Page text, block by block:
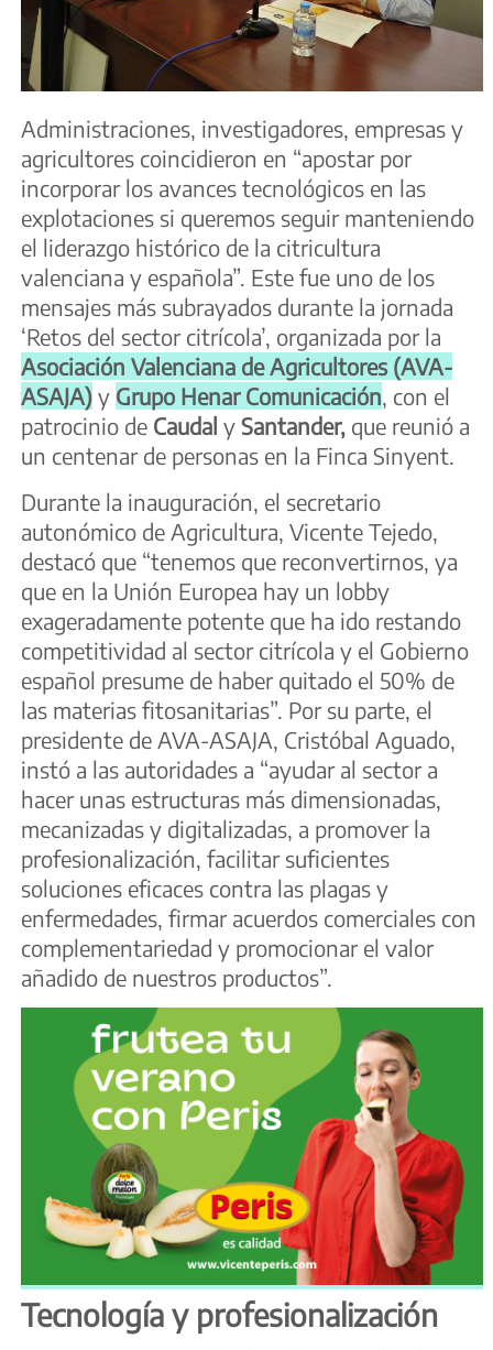
Administraciones, investigadores, empresas y
agricultores coincidieron en “apostar por
incorporar los avances tecnológicos en las
explotaciones si queremos seguir manteniendo
el liderazgo histórico de la citricultura
valenciana y española”. Este fue uno de los
mensajes más subrayados durante la jornada
‘Retos del sector citrícola’, organizada por la
Asociación Valenciana de Agricultores (AVA-
ASAJA) y Grupo Henar Comunicación, con el
patrocinio de Caudal y Santander, que reunió a
un centenar de personas en la Finca Sinyent.
Durante la inauguración, el secretario
autonómico de Agricultura, Vicente Tejedo,
destacó que “tenemos que reconvertirnos, ya
que en la Unión Europea hay un lobby
exageradamente potente que ha ido restando
competitividad al sector citrícola y el Gobierno
español presume de haber quitado el 50% de
las materias fitosanitarias”. Por su parte, el
presidente de AVA-ASAJA, Cristóbal Aguado,
instó a las autoridades a “ayudar al sector a
hacer unas estructuras más dimensionadas,
mecanizadas y digitalizadas, a promover la
profesionalización, facilitar suficientes
soluciones eficaces contra las plagas y
enfermedades, firmar acuerdos comerciales con
complementariedad y promocionar el valor
añadido de nuestros productos”.
Tecnología y profesionalización